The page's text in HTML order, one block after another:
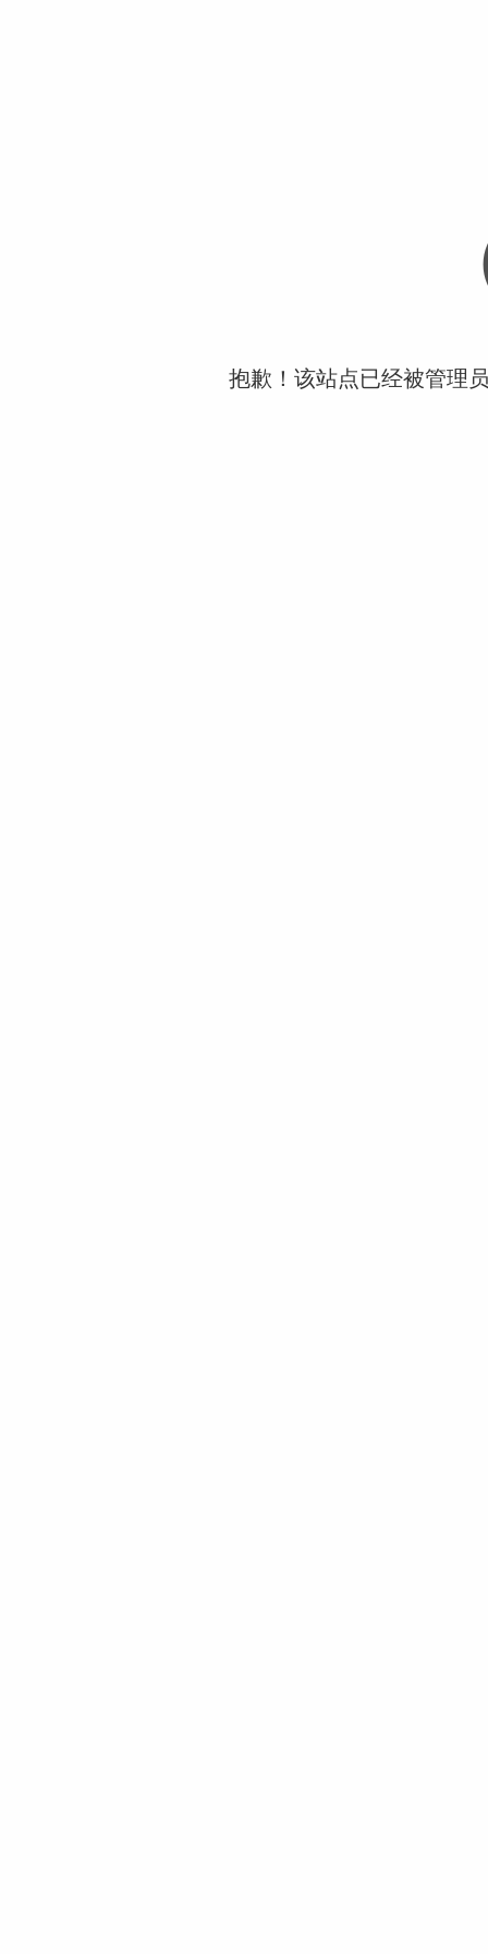
抱歉！该站点已经被管理